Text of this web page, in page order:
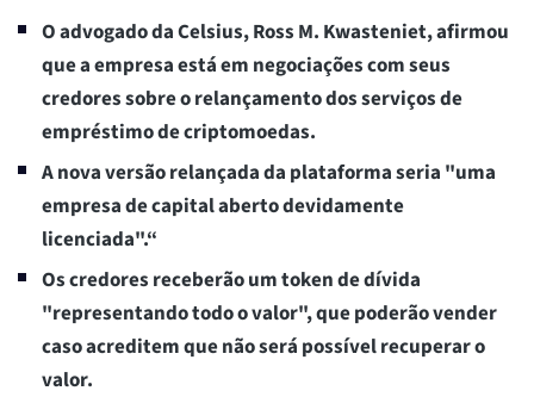
O advogado da Celsius, Ross M. Kwasteniet, afirmou
que a empresa está em negociações com seus
credores sobre o relançamento dos serviços de
empréstimo de criptomoedas.
A nova versão relançada da plataforma seria "uma
empresa de capital aberto devidamente
licenciada".“
Os credores receberão um token de dívida
"representando todo o valor", que poderão vender
caso acreditem que não será possível recuperar o
valor.